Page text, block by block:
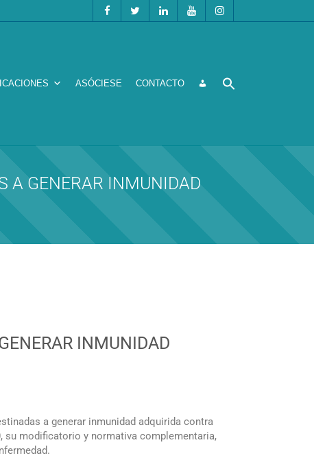
ASÓCIESE CONTACTO
A GENERAR INMUNIDAD
INMUNIDAD
a generar inmunidad adquirida contra
su modificatorio y normativa complementaria,